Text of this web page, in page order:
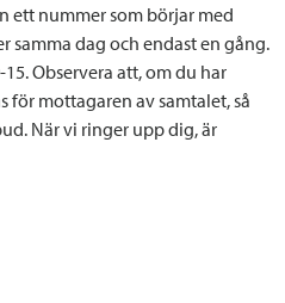
ett nummer som börjar med
samma dag och endast en gång.
Observera att, om du har
mottagaren av samtalet, så
När vi ringer upp dig, är